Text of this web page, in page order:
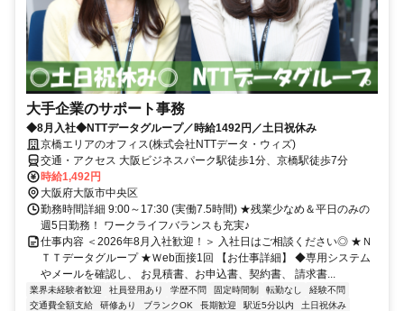
大手企業のサポート事務
◆8月入社◆NTTデータグループ／時給1492円／土日祝休み
京橋エリアのオフィス(株式会社NTTデータ・ウィズ)
交通・アクセス 大阪ビジネスパーク駅徒歩1分、京橋駅徒歩7分
時給1,492円
大阪府大阪市中央区
勤務時間詳細 9:00～17:30 (実働7.5時間) ★残業少なめ＆平日のみの
週5日勤務！ ワークライフバランスも充実♪
仕事内容 ＜2026年8月入社歓迎！＞ 入社日はご相談ください◎ ★Ｎ
ＴＴデータグループ ★Ｗeb面接1回 【お仕事詳細】 ◆専用システム
やメールを確認し、 お見積書、お申込書、契約書、 請求書...
業界未経験者歓迎 社員登用あり 学歴不問 固定時間制 転勤なし
経験不問
交通費全額支給
研修あり ブランクOK 長期歓迎 駅近5分以内
土日祝休み